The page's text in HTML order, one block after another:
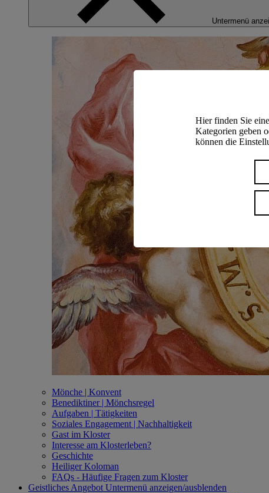
Hier finden Sie
Kategorien geben
können die
Untermenü
Mönche | Konvent
Benediktiner | Mönchsregel
Aufgaben | Tätigkeiten
Soziales Engagement | Nachhaltigkeit
Gast im Kloster
Interesse am Klosterleben?
Geschichte
Heiliger Koloman
FAQs - Häufige Fragen zum Kloster
Geistliches Angebot Untermenü anzeigen/ausblenden